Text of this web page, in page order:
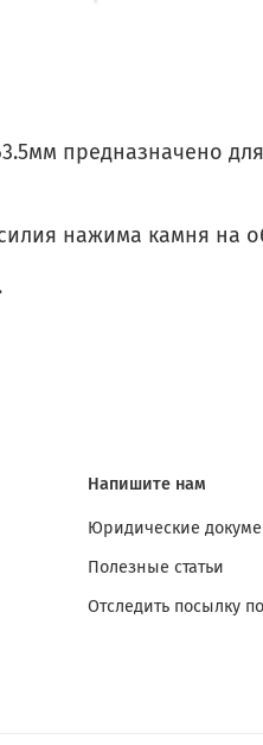
предназначено
нажима камня на
Напишите нам
Юридические
Полезные статьи
Отследить посылку